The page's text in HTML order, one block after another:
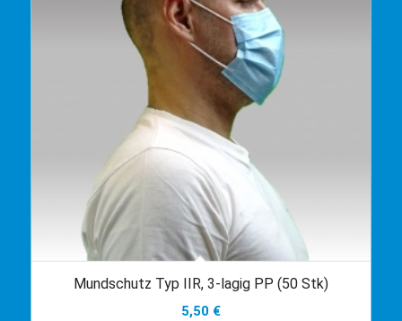
Mundschutz Typ IIR, 3-lagig PP (50 Stk)
5,50 €